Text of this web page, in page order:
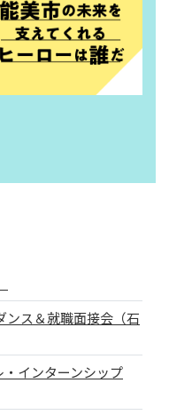
ス＆就職面接会（石
インターンシップ